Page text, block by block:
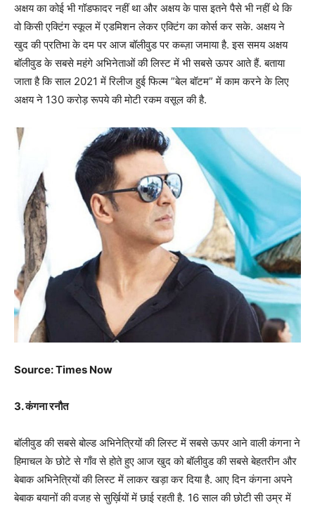
अक्षय का कोई भी गॉडफादर नहीं था और अक्षय के पास इतने पैसे भी नहीं थे कि
वो किसी एक्टिंग स्कूल में एडमिशन लेकर एक्टिंग का कोर्स कर सके. अक्षय ने
खुद की प्रतिभा के दम पर आज बॉलीवुड पर कब्ज़ा जमाया है. इस समय अक्षय
बॉलीवुड के सबसे महंगे अभिनेताओं की लिस्ट में भी सबसे ऊपर आते हैं. बताया
जाता है कि साल 2021 में रिलीज हुई फिल्म ”बेल बॉटम” में काम करने के लिए
अक्षय ने 130 करोड़ रूपये की मोटी रकम वसूल की है.
Source: Times Now
3. कंगना रनौत
बॉलीवुड की सबसे बोल्ड अभिनेत्रियों की लिस्ट में सबसे ऊपर आने वाली कंगना ने
हिमाचल के छोटे से गाँव से होते हुए आज खुद को बॉलीवुड की सबसे बेहतरीन और
बेबाक अभिनेत्रियों की लिस्ट में लाकर खड़ा कर दिया है. आए दिन कंगना अपने
बेबाक बयानों की वजह से सुर्ख़ियों में छाई रहती है. 16 साल की छोटी सी उम्र में